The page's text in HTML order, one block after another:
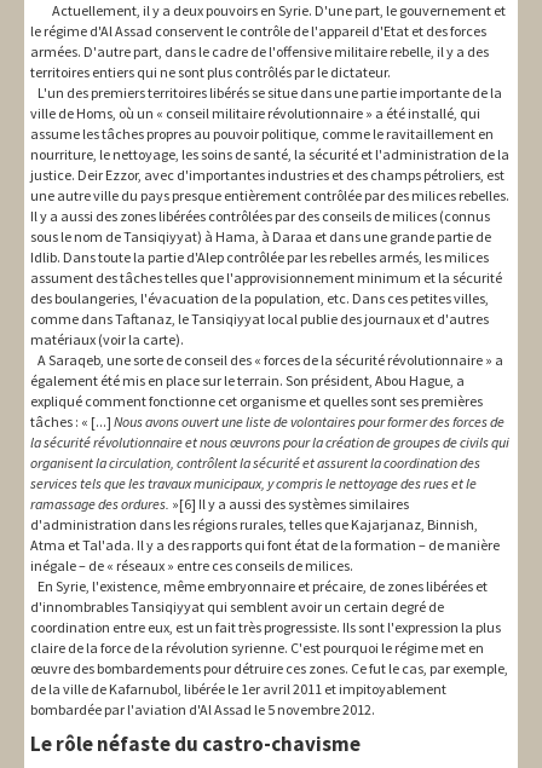
Actuellement, il y a deux pouvoirs en Syrie. D'une part, le gouvernement et
le régime d'Al Assad conservent le contrôle de l'appareil d'Etat et des forces
armées. D'autre part, dans le cadre de l'offensive militaire rebelle, il y a des
territoires entiers qui ne sont plus contrôlés par le dictateur.
L'un des premiers territoires libérés se situe dans une partie importante de la
ville de Homs, où un « conseil militaire révolutionnaire » a été installé, qui
assume les tâches propres au pouvoir politique, comme le ravitaillement en
nourriture, le nettoyage, les soins de santé, la sécurité et l'administration de la
justice. Deir Ezzor, avec d'importantes industries et des champs pétroliers, est
une autre ville du pays presque entièrement contrôlée par des milices rebelles.
Il y a aussi des zones libérées contrôlées par des conseils de milices (connus
sous le nom de Tansiqiyyat) à Hama, à Daraa et dans une grande partie de
Idlib. Dans toute la partie d'Alep contrôlée par les rebelles armés, les milices
assument des tâches telles que l'approvisionnement minimum et la sécurité
des boulangeries, l'évacuation de la population, etc. Dans ces petites villes,
comme dans Taftanaz, le Tansiqiyyat local publie des journaux et d'autres
matériaux (voir la carte).
A Saraqeb, une sorte de conseil des « forces de la sécurité révolutionnaire » a
également été mis en place sur le terrain. Son président, Abou Hague, a
expliqué comment fonctionne cet organisme et quelles sont ses premières
tâches : « [...] Nous avons ouvert une liste de volontaires pour former des forces de
la sécurité révolutionnaire et nous œuvrons pour la création de groupes de civils qui
organisent la circulation, contrôlent la sécurité et assurent la coordination des
services tels que les travaux municipaux, y compris le nettoyage des rues et le
ramassage des ordures. »[6] Il y a aussi des systèmes similaires
d'administration dans les régions rurales, telles que Kajarjanaz, Binnish,
Atma et Tal'ada. Il y a des rapports qui font état de la formation – de manière
inégale – de « réseaux » entre ces conseils de milices.
En Syrie, l'existence, même embryonnaire et précaire, de zones libérées et
d'innombrables Tansiqiyyat qui semblent avoir un certain degré de
coordination entre eux, est un fait très progressiste. Ils sont l'expression la plus
claire de la force de la révolution syrienne. C'est pourquoi le régime met en
œuvre des bombardements pour détruire ces zones. Ce fut le cas, par exemple,
de la ville de Kafarnubol, libérée le 1er avril 2011 et impitoyablement
bombardée par l'aviation d'Al Assad le 5 novembre 2012.
Le rôle néfaste du castro-chavisme